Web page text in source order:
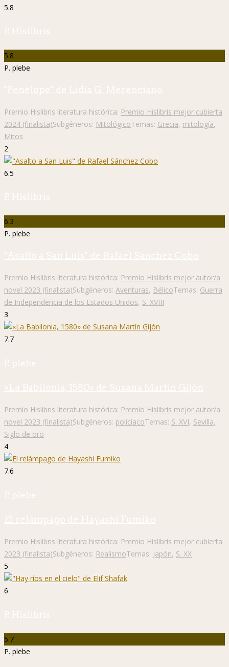
5.8
P. Hislibris
5.8
P. plebe
"Penélope" de Lidia G. Merenciano
Premio Hislibris literatura histórica: Premio Hislibris mejor cubierta
2024 (finalista)Subgéneros: MitológicoTemas: Grecia, mitología,
Mitos
2
6.5
P. Hislibris
6.3
P. plebe
"Asalto a San Luis" de Rafael Sánchez Cobo
Premio Hislibris literatura histórica: Premio Hislibris mejor autor/a
novel 2023 (finalista)Subgéneros: Aventuras, BélicoTemas: Guerra
de Independencia de los Estados Unidos, S. XVIII
3
7.7
P. plebe
«La Babilonia, 1580» de Susana Martín Gijón
Premio Hislibris literatura histórica: Premio Hislibris mejor autor/a
novel 2023 (finalista)Subgéneros: policíacoTemas: S. XVI, Sevilla,
Siglo de oro
4
7.6
P. plebe
El relámpago de Hayashi Fumiko
Premio Hislibris literatura histórica: Premio Hislibris mejor cubierta
2023 (finalista)Subgéneros: RealismoTemas: Japón, S. XX
5
6
P. Hislibris
5.7
P. plebe